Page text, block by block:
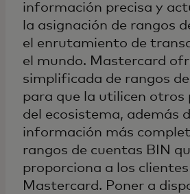
información precisa y
la asignación de rangos
el enrutamiento de
el mundo. Mastercard
simplificada de rangos
para que la utilicen otros
del ecosistema, además
información más
rangos de cuentas BIN
proporciona a los
Mastercard. Poner a